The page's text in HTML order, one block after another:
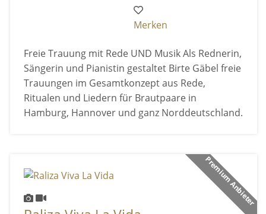
Merken
Freie Trauung mit Rede UND Musik Als Rednerin,
Sängerin und Pianistin gestaltet Birte Gäbel freie
Trauungen im Gesamtkonzept aus Rede,
Ritualen und Liedern für Brautpaare in
Hamburg, Hannover und ganz Norddeutschland.
Premium Anbieter